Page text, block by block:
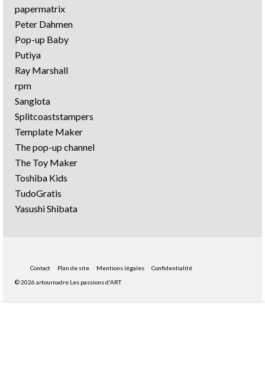
papermatrix
Peter Dahmen
Pop-up Baby
Putiya
Ray Marshall
rpm
Sanglota
Splitcoaststampers
Template Maker
The pop-up channel
The Toy Maker
Toshiba Kids
TudoGratis
Yasushi Shibata
Contact Plan de site Mentions légales
Confidentialité
© 2026 artournadre Les passions d'ART